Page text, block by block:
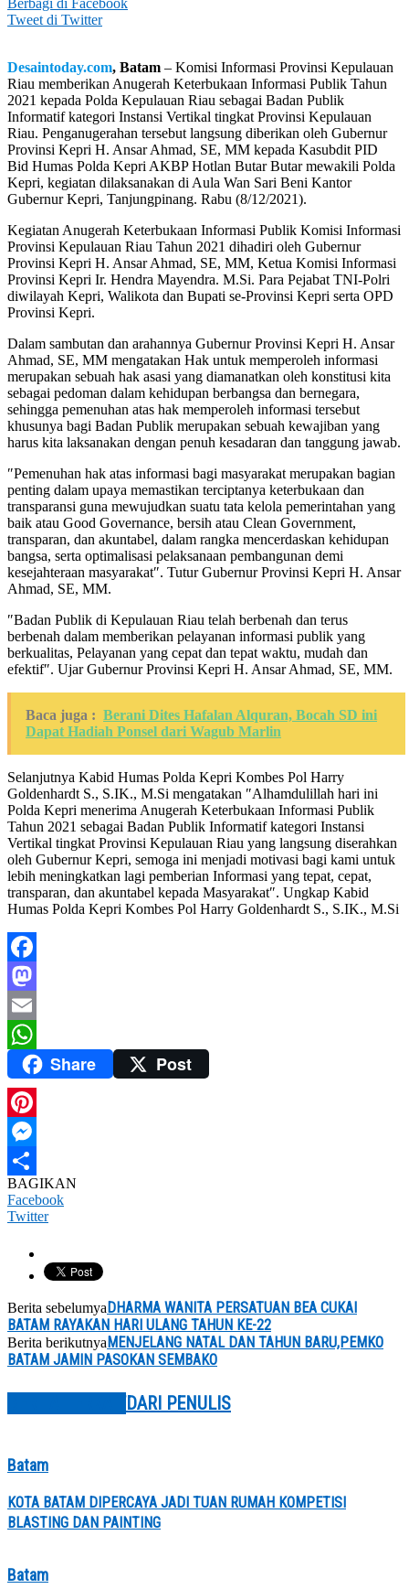
Berbagi di Facebook
Tweet di Twitter
Desaintoday.com, Batam – Komisi Informasi Provinsi Kepulauan
Riau memberikan Anugerah Keterbukaan Informasi Publik Tahun
2021 kepada Polda Kepulauan Riau sebagai Badan Publik
Informatif kategori Instansi Vertikal tingkat Provinsi Kepulauan
Riau. Penganugerahan tersebut langsung diberikan oleh Gubernur
Provinsi Kepri H. Ansar Ahmad, SE, MM kepada Kasubdit PID
Bid Humas Polda Kepri AKBP Hotlan Butar Butar mewakili Polda
Kepri, kegiatan dilaksanakan di Aula Wan Sari Beni Kantor
Gubernur Kepri, Tanjungpinang. Rabu (8/12/2021).
Kegiatan Anugerah Keterbukaan Informasi Publik Komisi Informasi
Provinsi Kepulauan Riau Tahun 2021 dihadiri oleh Gubernur
Provinsi Kepri H. Ansar Ahmad, SE, MM, Ketua Komisi Informasi
Provinsi Kepri Ir. Hendra Mayendra. M.Si. Para Pejabat TNI-Polri
diwilayah Kepri, Walikota dan Bupati se-Provinsi Kepri serta OPD
Provinsi Kepri.
Dalam sambutan dan arahannya Gubernur Provinsi Kepri H. Ansar
Ahmad, SE, MM mengatakan Hak untuk memperoleh informasi
merupakan sebuah hak asasi yang diamanatkan oleh konstitusi kita
sebagai pedoman dalam kehidupan berbangsa dan bernegara,
sehingga pemenuhan atas hak memperoleh informasi tersebut
khusunya bagi Badan Publik merupakan sebuah kewajiban yang
harus kita laksanakan dengan penuh kesadaran dan tanggung jawab.
″Pemenuhan hak atas informasi bagi masyarakat merupakan bagian
penting dalam upaya memastikan terciptanya keterbukaan dan
transparansi guna mewujudkan suatu tata kelola pemerintahan yang
baik atau Good Governance, bersih atau Clean Government,
transparan, dan akuntabel, dalam rangka mencerdaskan kehidupan
bangsa, serta optimalisasi pelaksanaan pembangunan demi
kesejahteraan masyarakat″. Tutur Gubernur Provinsi Kepri H. Ansar
Ahmad, SE, MM.
″Badan Publik di Kepulauan Riau telah berbenah dan terus
berbenah dalam memberikan pelayanan informasi publik yang
berkualitas, Pelayanan yang cepat dan tepat waktu, mudah dan
efektif″. Ujar Gubernur Provinsi Kepri H. Ansar Ahmad, SE, MM.
Baca juga : Berani Dites Hafalan Alquran, Bocah SD ini
Dapat Hadiah Ponsel dari Wagub Marlin
Selanjutnya Kabid Humas Polda Kepri Kombes Pol Harry
Goldenhardt S., S.IK., M.Si mengatakan ″Alhamdulillah hari ini
Polda Kepri menerima Anugerah Keterbukaan Informasi Publik
Tahun 2021 sebagai Badan Publik Informatif kategori Instansi
Vertikal tingkat Provinsi Kepulauan Riau yang langsung diserahkan
oleh Gubernur Kepri, semoga ini menjadi motivasi bagi kami untuk
lebih meningkatkan lagi pemberian Informasi yang tepat, cepat,
transparan, dan akuntabel kepada Masyarakat″. Ungkap Kabid
Humas Polda Kepri Kombes Pol Harry Goldenhardt S., S.IK., M.Si
Facebook
Mastodon
Email
WhatsAppShare Post
Pinterest
Messenger
Share
BAGIKAN
Facebook
Twitter
Berita sebelumyaDHARMA WANITA PERSATUAN BEA CUKAI
BATAM RAYAKAN HARI ULANG TAHUN KE-22
Berita berikutnyaMENJELANG NATAL DAN TAHUN BARU,PEMKO
BATAM JAMIN PASOKAN SEMBAKO
DARI PENULIS
Batam
KOTA BATAM DIPERCAYA JADI TUAN RUMAH KOMPETISI
BLASTING DAN PAINTING
Batam